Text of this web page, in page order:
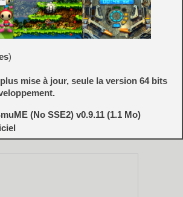
)
mise à jour, seule la version 64 bits
(No SSE2) v0.9.11 (1.1 Mo)